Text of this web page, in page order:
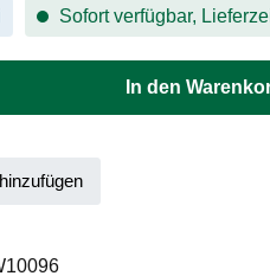
Sofort verfügbar,
Gib denIn den